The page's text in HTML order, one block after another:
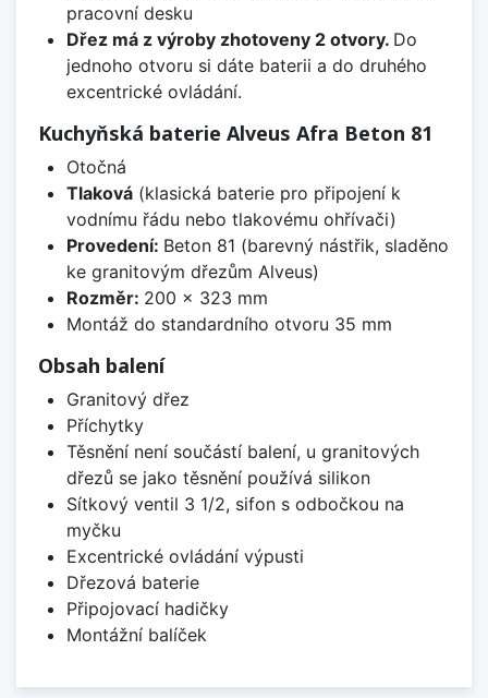
pracovní desku
Dřez má z výroby zhotoveny 2 otvory. Do
jednoho otvoru si dáte baterii a do druhého
excentrické ovládání.
Kuchyňská baterie Alveus Afra Beton 81
Otočná
Tlaková(klasická baterie pro připojení k
vodnímu řádu nebo tlakovému ohřívači)
Provedení: Beton 81 (barevný nástřik, sladěno
ke granitovým dřezům Alveus)
Rozměr: 200 x 323 mm
Montáž do standardního otvoru 35 mm
Obsah balení
Granitový dřez
Příchytky
Těsnění není součástí balení, u granitových
dřezů se jako těsnění používá silikon
Sítkový ventil 3 1/2, sifon s odbočkou na
myčku
Excentrické ovládání výpusti
Dřezová baterie
Připojovací hadičky
Montážní balíček